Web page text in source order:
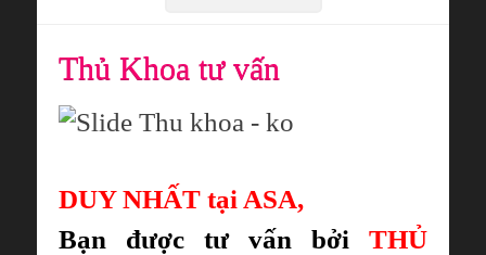
Thủ Khoa tư vấn
DUY NHẤT tại ASA,
Bạn được tư vấn bởi THỦ